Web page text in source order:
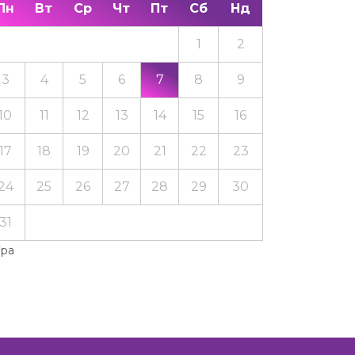
Вт Ср Чт Пт Сб Нд
1 2
3 4 5 6 7 8 9
11 12 13 14 15 16
18 19 20 21 22 23
25 26 27 28 29 30